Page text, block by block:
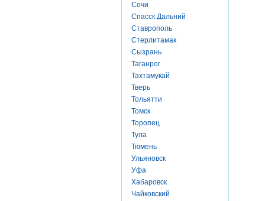
Сочи
Спасск Дальний
Ставрополь
Стерлитамак
Сызрань
Таганрог
Тахтамукай
Тверь
Тольятти
Томск
Торопец
Тула
Тюмень
Ульяновск
Уфа
Хабаровск
Чайковский